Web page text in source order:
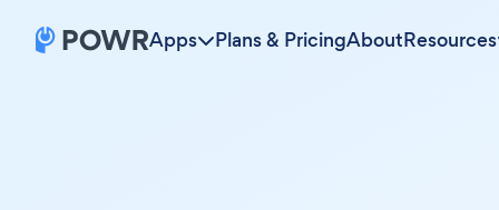
Apps Plans & PricingAboutResources